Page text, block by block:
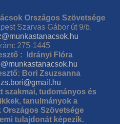
Országos Szövetsége
Szarvas Gábor út 9/b.
275-1445
: Idrányi Flóra
Bori Zsuzsanna
zs.bori@gmail.hu
szakmai, tudományos és
tanulmányok a
Országos Szövetsége
tulajdonát képezik.